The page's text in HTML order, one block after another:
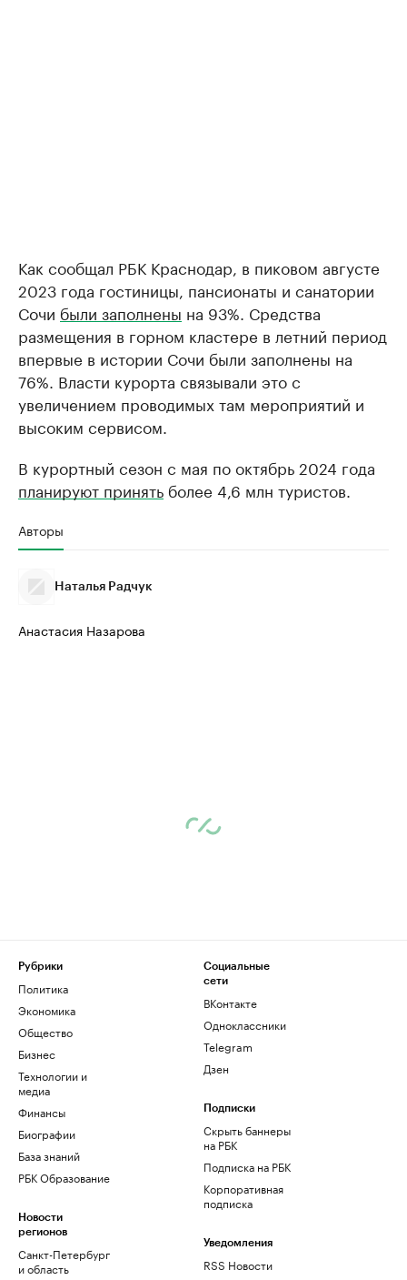
Как сообщал РБК Краснодар, в пиковом августе
2023 года гостиницы, пансионаты и санатории
Сочи были заполнены на 93%. Средства
размещения в горном кластере в летний период
впервые в истории Сочи были заполнены на
76%. Власти курорта связывали это с
увеличением проводимых там мероприятий и
высоким сервисом.
В курортный сезон с мая по октябрь 2024 года
планируют принять более 4,6 млн туристов.
Авторы
Наталья Радчук
Анастасия Назарова
Рубрики
Политика
Экономика
Общество
Бизнес
Технологии и
медиа
Финансы
Биографии
База знаний
РБК Образование
Новости
регионов
Санкт-Петербург
и область
Социальные
сети
ВКонтакте
Одноклассники
Telegram
Дзен
Подписки
Скрыть баннеры
на РБК
Подписка на РБК
Корпоративная
подписка
Уведомления
RSS Новости